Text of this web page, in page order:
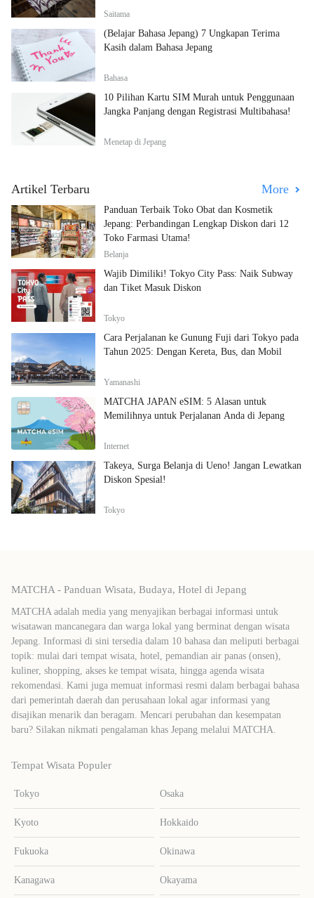
Saitama
(Belajar Bahasa Jepang) 7 Ungkapan Terima
Kasih dalam Bahasa Jepang
Bahasa
10 Pilihan Kartu SIM Murah untuk Penggunaan
Jangka Panjang dengan Registrasi Multibahasa!
Menetap di Jepang
Artikel Terbaru More
Panduan Terbaik Toko Obat dan Kosmetik
Jepang: Perbandingan Lengkap Diskon dari 12
Toko Farmasi Utama!
Belanja
Wajib Dimiliki! Tokyo City Pass: Naik Subway
dan Tiket Masuk Diskon
Tokyo
Cara Perjalanan ke Gunung Fuji dari Tokyo pada
Tahun 2025: Dengan Kereta, Bus, dan Mobil
Yamanashi
MATCHA JAPAN eSIM: 5 Alasan untuk
Memilihnya untuk Perjalanan Anda di Jepang
Internet
Takeya, Surga Belanja di Ueno! Jangan Lewatkan
Diskon Spesial!
Tokyo
MATCHA - Panduan Wisata, Budaya, Hotel di Jepang
MATCHA adalah media yang menyajikan berbagai informasi untuk
wisatawan mancanegara dan warga lokal yang berminat dengan wisata
Jepang. Informasi di sini tersedia dalam 10 bahasa dan meliputi berbagai
topik: mulai dari tempat wisata, hotel, pemandian air panas (onsen),
kuliner, shopping, akses ke tempat wisata, hingga agenda wisata
rekomendasi. Kami juga memuat informasi resmi dalam berbagai bahasa
dari pemerintah daerah dan perusahaan lokal agar informasi yang
disajikan menarik dan beragam. Mencari perubahan dan kesempatan
baru? Silakan nikmati pengalaman khas Jepang melalui MATCHA.
Tempat Wisata Populer
Tokyo Osaka
Kyoto Hokkaido
Fukuoka Okinawa
Kanagawa Okayama